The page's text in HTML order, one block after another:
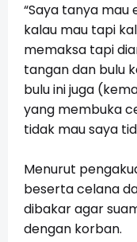
“Saya tanya mau
kalau mau tapi
memaksa tapi
tangan dan bulu
bulu ini juga
yang membuka
tidak mau saya
Menurut
beserta celana
dibakar agar
dengan korban.